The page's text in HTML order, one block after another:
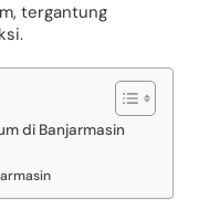
tergantung
di Banjarmasin